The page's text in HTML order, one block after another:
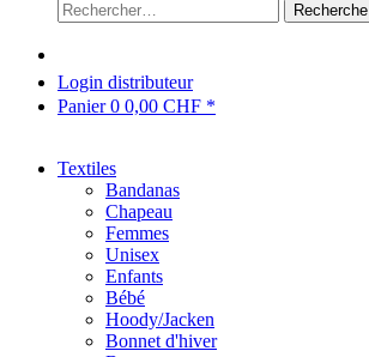
Recherche
Login distributeur
Panier0 0,00 CHF *
Textiles
Bandanas
Chapeau
Femmes
Unisex
Enfants
Bébé
Hoody/Jacken
Bonnet d'hiver